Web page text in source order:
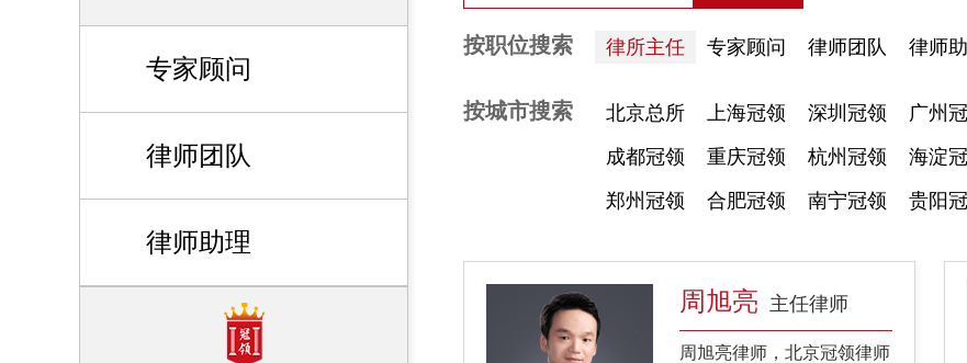
专家顾问
律师团队
律师助理
按职位搜索 律所主任 专家顾问 律师团队 律师
按城市搜索 北京总所 上海冠领 深圳冠领 广州
成都冠领
重庆冠领 杭州冠领 海淀
郑州冠领
合肥冠领 南宁冠领 贵阳
周旭亮 主任律师
周旭亮律师，北京冠领律师